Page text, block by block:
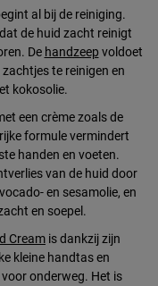
al bij de reiniging.
de huid zacht reinigt
De handzeep voldoet
te reinigen en
kokosolie.
een crème zoals de
formule vermindert
handen en voeten.
van de huid door
en sesamolie, en
en soepel.
Cream is dankzij zijn
kleine handtas en
onderweg. Het is